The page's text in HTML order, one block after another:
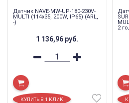
Датчик NAVE-MW-UP-180-230V-
MULTI (114x35, 200W, IP65) (ARL,
-)
1 136,96 руб.
2